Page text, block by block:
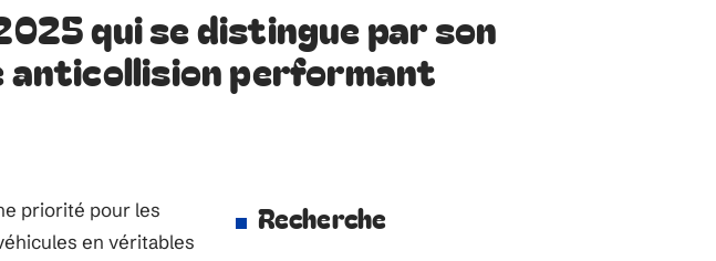
qui se distingue par son
anticollision performant
priorité pour les
en véritables
Recherche